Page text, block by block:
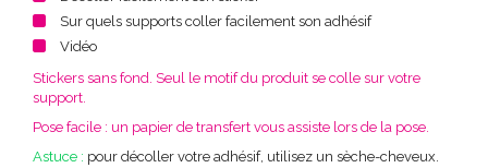
Sur quels supports coller facilement son adhésif
Vidéo
Stickers sans fond. Seul le motif du produit se colle sur votre
support.
Pose facile : un papier de transfert vous assiste lors de la pose.
Astuce : pour décoller votre adhésif, utilisez un sèche-cheveux.